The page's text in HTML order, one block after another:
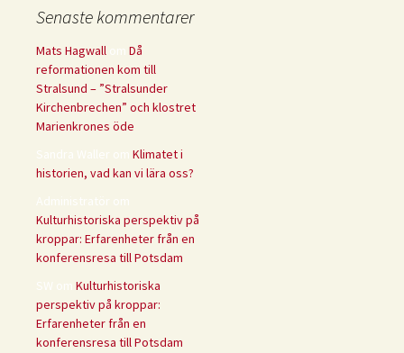
Senaste kommentarer
Mats Hagwall om Då
reformationen kom till
Stralsund – ”Stralsunder
Kirchenbrechen” och klostret
Marienkrones öde
Sandra Waller om Klimatet i
historien, vad kan vi lära oss?
Administratör om
Kulturhistoriska perspektiv på
kroppar: Erfarenheter från en
konferensresa till Potsdam
SW om Kulturhistoriska
perspektiv på kroppar:
Erfarenheter från en
konferensresa till Potsdam